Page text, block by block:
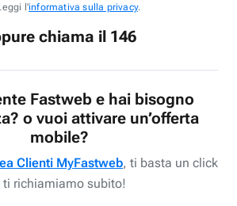
l'informativa sulla privacy.
chiama il 146
Fastweb e hai bisogno
o vuoi attivare un’offerta
mobile?
Clienti MyFastweb, ti basta un click
ti richiamiamo subito!